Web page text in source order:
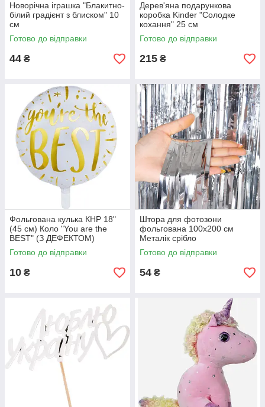
Новорічна іграшка "Блакитно-
білий градієнт з блиском" 10
см
Готово до відправки
44 ₴
Дерев'яна подарункова
коробка Kinder "Солодке
кохання" 25 см
Готово до відправки
215 ₴
Фольгована кулька КНР 18"
(45 см) Коло "You are the
BEST" (З ДЕФЕКТОМ)
Готово до відправки
10 ₴
Штора для фотозони
фольгована 100х200 см
Металік срібло
Готово до відправки
54 ₴